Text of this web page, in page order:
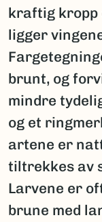
kraftig kropp
ligger
brunt, og
mindre
og et
artene er
tiltrekkes av
Larvene er
brune med